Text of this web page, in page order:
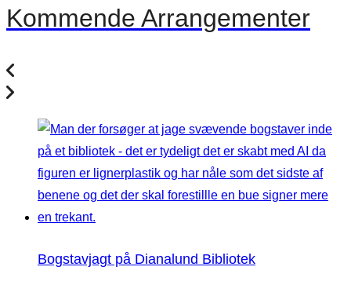
Kommende Arrangementer
Bogstavjagt på Dianalund Bibliotek